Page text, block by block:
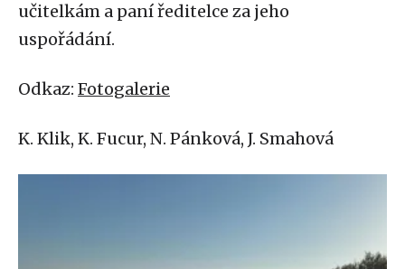
učitelkám a paní ředitelce za jeho
uspořádání.
Odkaz: Fotogalerie
K. Klik, K. Fucur, N. Pánková, J. Smahová